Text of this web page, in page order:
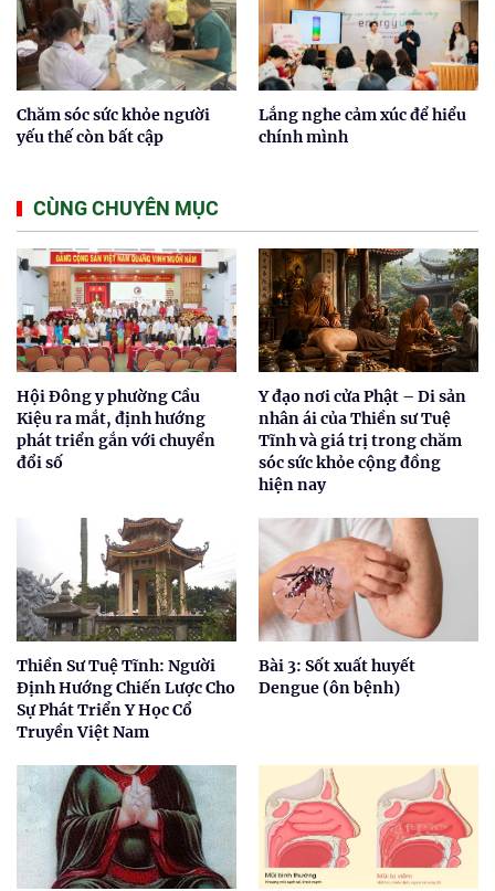
Chăm sóc sức khỏe người
yếu thế còn bất cập
Lắng nghe cảm xúc để hiểu
chính mình
CÙNG CHUYÊN MỤC
Hội Đông y phường Cầu
Kiệu ra mắt, định hướng
phát triển gắn với chuyển
đổi số
Y đạo nơi cửa Phật – Di sản
nhân ái của Thiền sư Tuệ
Tĩnh và giá trị trong chăm
sóc sức khỏe cộng đồng
hiện nay
Thiền Sư Tuệ Tĩnh: Người
Định Hướng Chiến Lược Cho
Sự Phát Triển Y Học Cổ
Truyền Việt Nam
Bài 3: Sốt xuất huyết
Dengue (ôn bệnh)